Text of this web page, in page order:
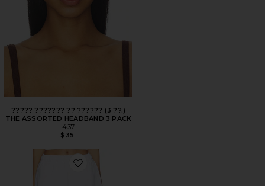
????? ??????? ?? ?????? (3 ??.)
THE ASSORTED HEADBAND 3 PACK
437
$35
Favorite СВОБОДНЫЕ ТРИКОТАЖНЫЕ ШОРТЫ LOOSE